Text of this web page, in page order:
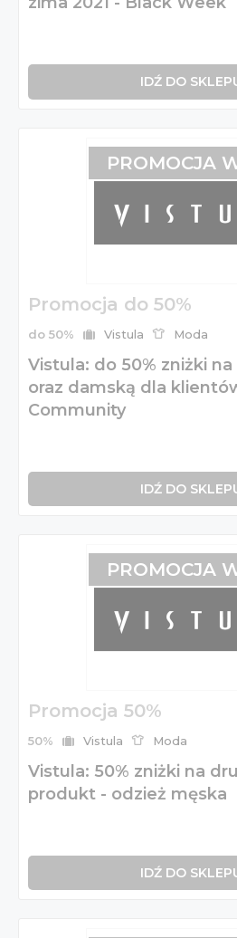
IDŹ DO
Promocja do 50%
do 50% Vistula Moda
Vistula: do 50% zniżki
oraz damską dla
Community
IDŹ DO
PROMOCJA
Promocja 50%
50% Vistula Moda
Vistula: 50% zniżki na
produkt - odzież męska
IDŹ DO
PROMOCJA